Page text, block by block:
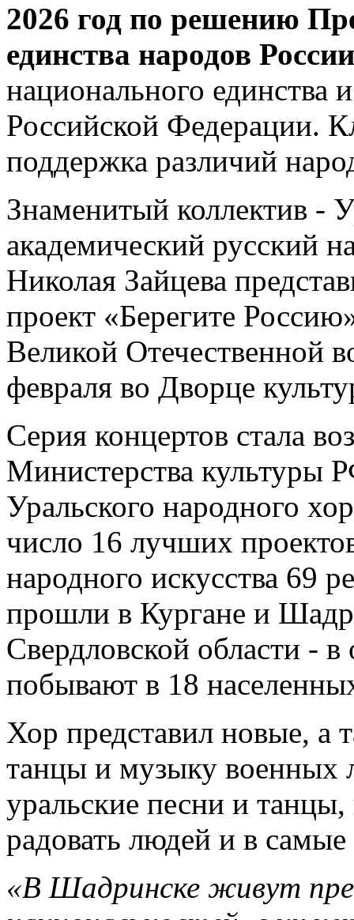
2026 год по решению
единства народов
национального единства
Российской Федерации.
поддержка различий
Знаменитый коллектив -
академический русский
Николая Зайцева
проект «Берегите
Великой Отечественной
февраля во Дворце
Серия концертов стала
Министерства культуры
Уральского народного
число 16 лучших
народного искусства 69
прошли в Кургане и
Свердловской области -
побывают в 18
Хор представил новые, а
танцы и музыку военных
уральские песни и танцы,
радовать людей и в
«В Шадринске живут